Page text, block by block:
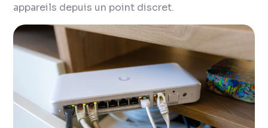
appareils depuis un point discret.